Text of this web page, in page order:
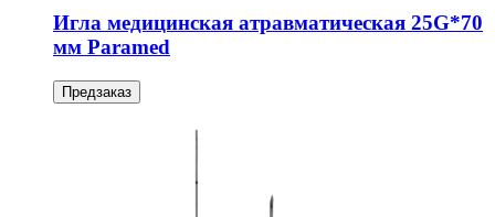
Игла медицинская атравматическая 25G*70
мм Paramed
Предзаказ